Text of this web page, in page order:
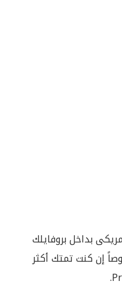
بداخل بروفايلك
إن كنت تمتك أكثر